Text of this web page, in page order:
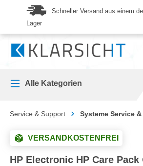
Zur Hauptnavigation
Schneller Versand aus einem
Lager
Alle Kategorien
Service & Support Systeme Service
VERSANDKOSTENFREI
HP Electronic HP Care